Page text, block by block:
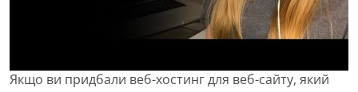
Якщо ви придбали веб-хостинг для веб-сайту, який